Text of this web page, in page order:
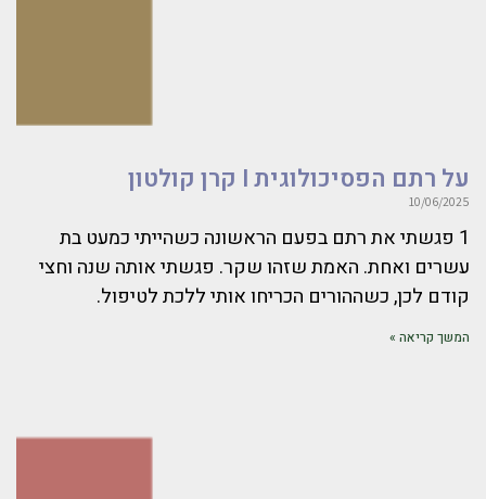
על רתם הפסיכולוגית I קרן קולטון
10/06/2025
1 פגשתי את רתם בפעם הראשונה כשהייתי כמעט בת
עשרים ואחת. האמת שזהו שקר. פגשתי אותה שנה וחצי
קודם לכן, כשההורים הכריחו אותי ללכת לטיפול.
המשך קריאה »